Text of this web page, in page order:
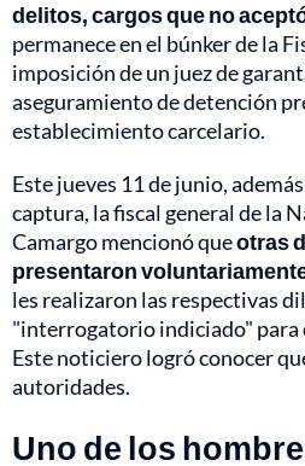
delitos, cargos que no
permanece en el búnker de la
imposición de un juez de
aseguramiento de detención
establecimiento carcelario.
Este jueves 11 de junio,
captura, la fiscal general de la
Camargo mencionó queotras
presentaron
les realizaron las respectivas
"interrogatorio indiciado" para
Este noticiero logró conocer
autoridades.
Uno de los